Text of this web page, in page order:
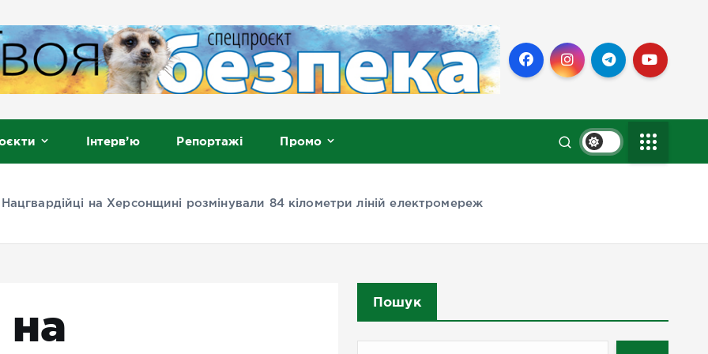
Інтерв’ю Репортажі Промо
Нацгвардійці на Херсонщині розмінували 84 кілометри ліній електромереж
на
Пошук